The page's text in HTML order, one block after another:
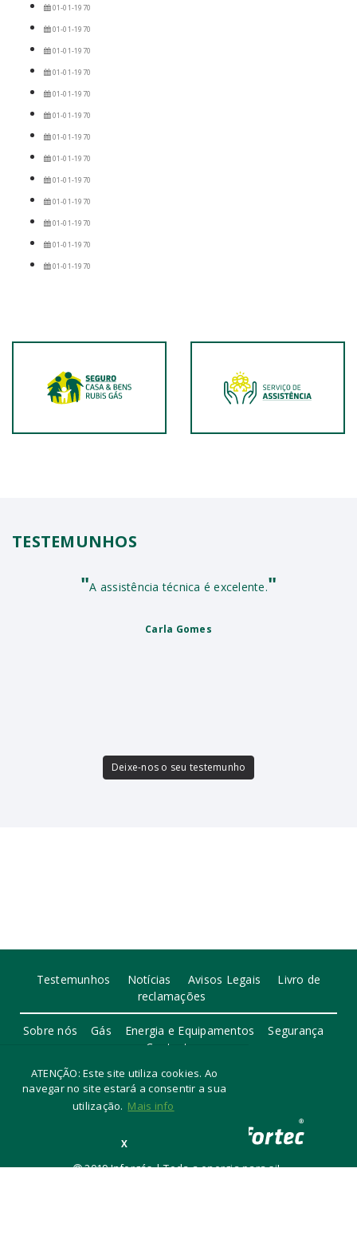
ATENÇÃO: Este site utiliza cookies. Ao
navegar no site estará a consentir a sua
utilização. Mais info
X
01-01-1970
01-01-1970
01-01-1970
01-01-1970
01-01-1970
01-01-1970
01-01-1970
01-01-1970
01-01-1970
01-01-1970
01-01-1970
01-01-1970
01-01-1970
TESTEMUNHOS
"A assistência técnica é excelente."
Carla Gomes
Deixe-nos o seu testemunho
Testemunhos Notícias Avisos Legais Livro de
reclamações
Sobre nós Gás Energia e EquipamentosSegurança
Contactos
2019 Inforgás | Toda a energia para si!